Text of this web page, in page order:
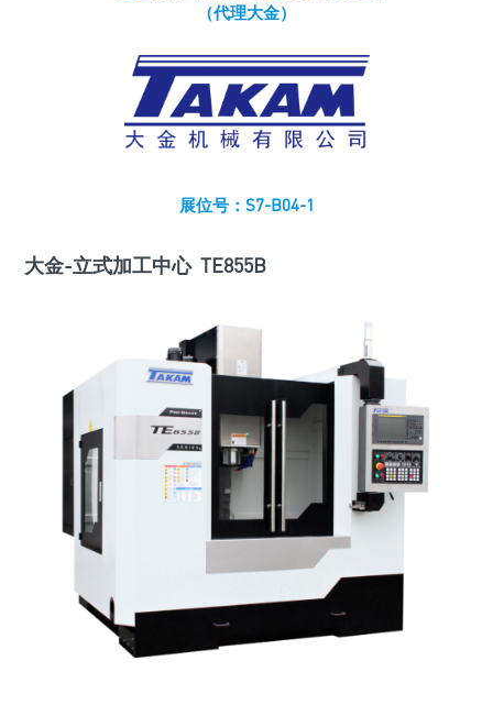
（代理大金）
展位号：S7-B04-1
大金-立式加工中心 TE855B